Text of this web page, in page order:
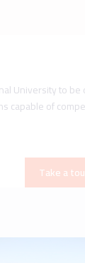
University to
capable of
Take a